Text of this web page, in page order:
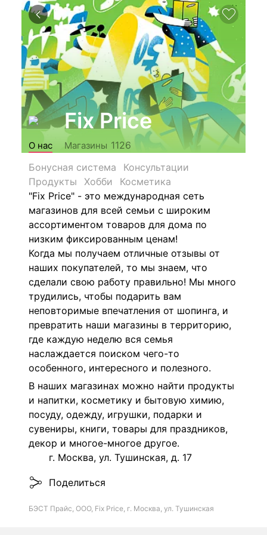
Fix Price
О нас Магазины 1126
Бонусная система
Консультации
Продукты
Хобби
Косметика
"Fix Price" - это международная сеть
магазинов для всей семьи с широким
ассортиментом товаров для дома по
низким фиксированным ценам!
Когда мы получаем отличные отзывы от
наших покупателей, то мы знаем, что
сделали свою работу правильно! Мы много
трудились, чтобы подарить вам
неповторимые впечатления от шопинга, и
превратить наши магазины в территорию,
где каждую неделю вся семья
наслаждается поиском чего-то
особенного, интересного и полезного.
В наших магазинах можно найти продукты
и напитки, косметику и бытовую химию,
посуду, одежду, игрушки, подарки и
сувениры, книги, товары для праздников,
декор и многое-многое другое.
г. Москва, ул. Тушинская, д. 17
Поделиться
БЭСТ Прайс, ООО, Fix Price, г. Москва, ул. Тушинская